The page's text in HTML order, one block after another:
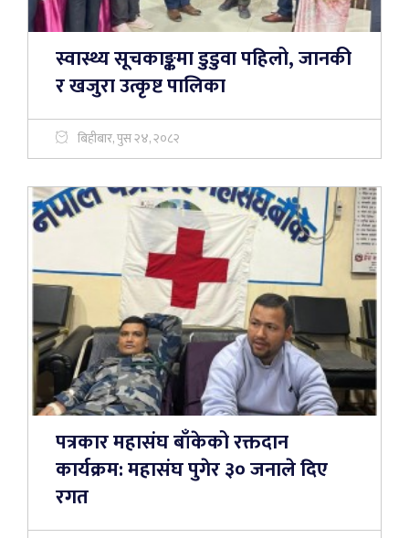
स्वास्थ्य सूचकाङ्कमा डुडुवा पहिलो, जानकी
र खजुरा उत्कृष्ट पालिका
बिहीबार, पुस २४, २०८२
पत्रकार महासंघ बाँकेको रक्तदान
कार्यक्रम: महासंघ पुगेर ३० जनाले दिए
रगत